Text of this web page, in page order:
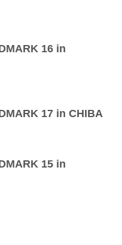
16 in
17 in CHIBA
15 in